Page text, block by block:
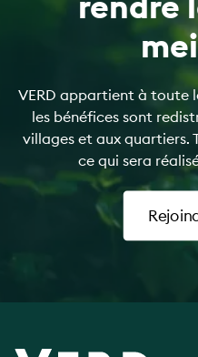
VERD appartient à toute
les bénéfices sont
villages et aux quartiers.
ce qui sera